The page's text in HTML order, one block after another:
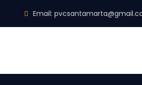
Email: